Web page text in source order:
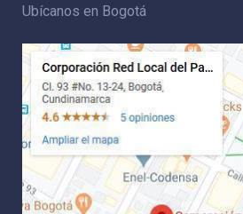
Ubícanos en Bogotá